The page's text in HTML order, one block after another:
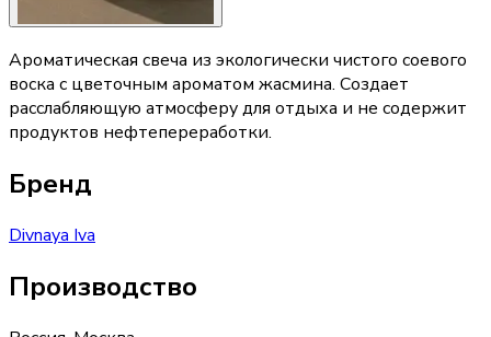
Ароматическая свеча из экологически чистого соевого
воска с цветочным ароматом жасмина. Создает
расслабляющую атмосферу для отдыха и не содержит
продуктов нефтепереработки.
Бренд
Divnaya Iva
Производство